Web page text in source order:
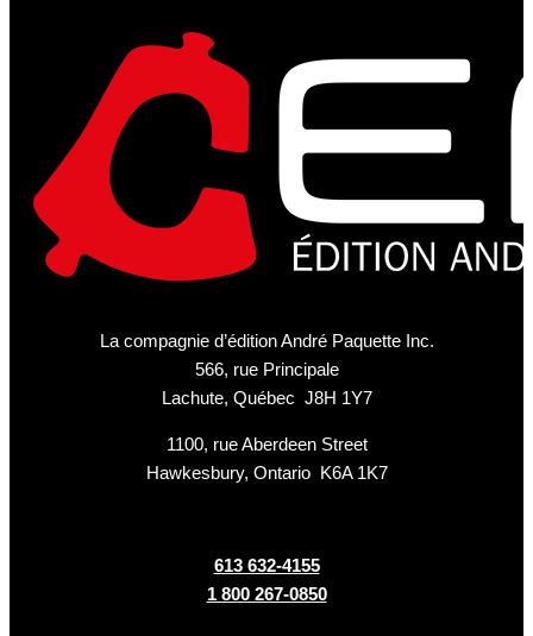
La compagnie d’édition André Paquette Inc.
566, rue Principale
Lachute, Québec J8H 1Y7
1100, rue Aberdeen Street
Hawkesbury, Ontario K6A 1K7
613 632-4155
1 800 267-0850